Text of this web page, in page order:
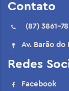
Contato
(87) 3861-
Av. Barão
Redes
Facebook